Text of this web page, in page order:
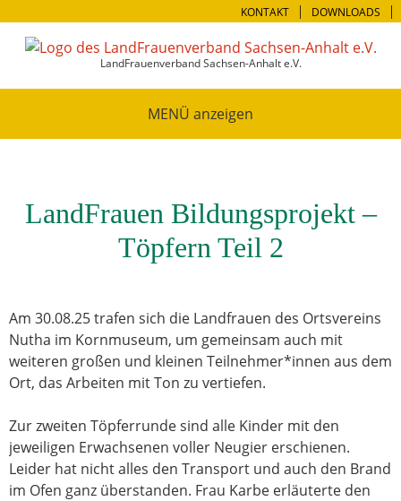
KONTAKT DOWNLOADS
LandFrauenverband Sachsen-Anhalt e.V.
MENÜ
LandFrauen Bildungsprojekt –
Töpfern Teil 2
Am 30.08.25 trafen sich die Landfrauen des Ortsvereins
Nutha im Kornmuseum, um gemeinsam auch mit
weiteren großen und kleinen Teilnehmer*innen aus dem
Ort, das Arbeiten mit Ton zu vertiefen.
Zur zweiten Töpferrunde sind alle Kinder mit den
jeweiligen Erwachsenen voller Neugier erschienen.
Leider hat nicht alles den Transport und auch den Brand
im Ofen ganz überstanden. Frau Karbe erläuterte den